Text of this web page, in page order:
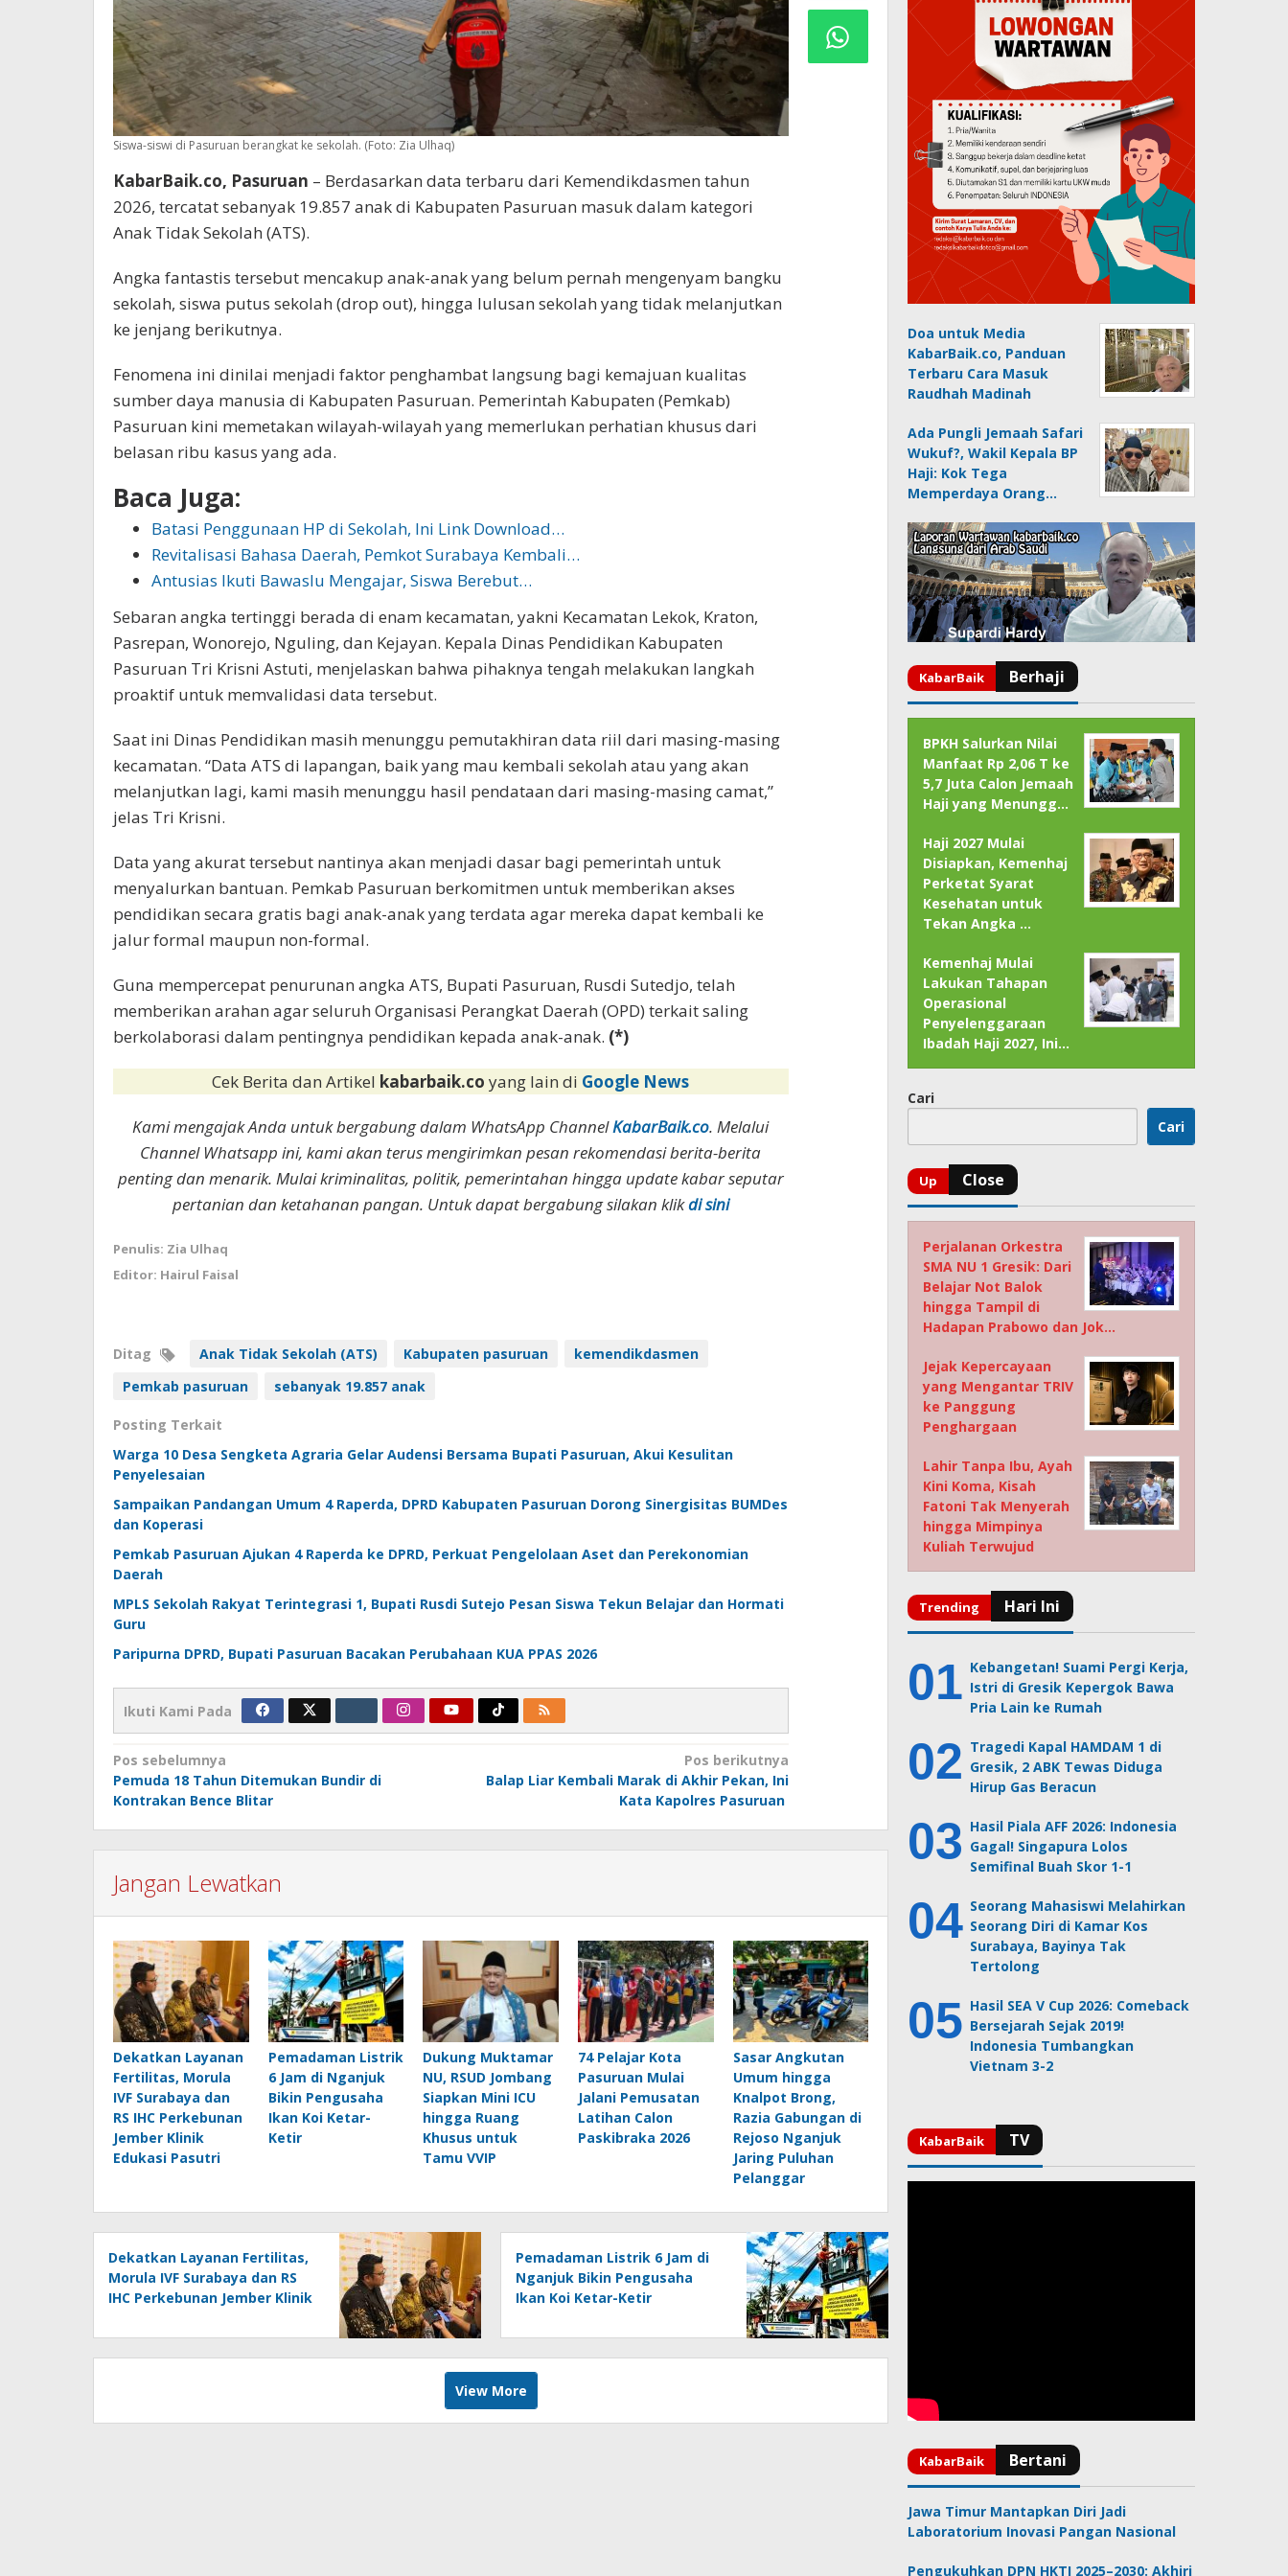
Siswa-siswi di Pasuruan berangkat ke sekolah. (Foto: Zia Ulhaq)
KabarBaik.co, Pasuruan – Berdasarkan data terbaru dari Kemendikdasmen tahun
2026, tercatat sebanyak 19.857 anak di Kabupaten Pasuruan masuk dalam kategori
Anak Tidak Sekolah (ATS).
Angka fantastis tersebut mencakup anak-anak yang belum pernah mengenyam bangku
sekolah, siswa putus sekolah (drop out), hingga lulusan sekolah yang tidak melanjutkan
ke jenjang berikutnya.
Fenomena ini dinilai menjadi faktor penghambat langsung bagi kemajuan kualitas
sumber daya manusia di Kabupaten Pasuruan. Pemerintah Kabupaten (Pemkab)
Pasuruan kini memetakan wilayah-wilayah yang memerlukan perhatian khusus dari
belasan ribu kasus yang ada.
Baca Juga:
Batasi Penggunaan HP di Sekolah, Ini Link Download…
Revitalisasi Bahasa Daerah, Pemkot Surabaya Kembali…
Antusias Ikuti Bawaslu Mengajar, Siswa Berebut…
Sebaran angka tertinggi berada di enam kecamatan, yakni Kecamatan Lekok, Kraton,
Pasrepan, Wonorejo, Nguling, dan Kejayan. Kepala Dinas Pendidikan Kabupaten
Pasuruan Tri Krisni Astuti, menjelaskan bahwa pihaknya tengah melakukan langkah
proaktif untuk memvalidasi data tersebut.
Saat ini Dinas Pendidikan masih menunggu pemutakhiran data riil dari masing-masing
kecamatan. “Data ATS di lapangan, baik yang mau kembali sekolah atau yang akan
melanjutkan lagi, kami masih menunggu hasil pendataan dari masing-masing camat,”
jelas Tri Krisni.
Data yang akurat tersebut nantinya akan menjadi dasar bagi pemerintah untuk
menyalurkan bantuan. Pemkab Pasuruan berkomitmen untuk memberikan akses
pendidikan secara gratis bagi anak-anak yang terdata agar mereka dapat kembali ke
jalur formal maupun non-formal.
Guna mempercepat penurunan angka ATS, Bupati Pasuruan, Rusdi Sutedjo, telah
memberikan arahan agar seluruh Organisasi Perangkat Daerah (OPD) terkait saling
berkolaborasi dalam pentingnya pendidikan kepada anak-anak. (*)
Cek Berita dan Artikel kabarbaik.coyang lain di Google News
Kami mengajak Anda untuk bergabung dalam WhatsApp ChannelKabarBaik.co. Melalui
Channel Whatsapp ini, kami akan terus mengirimkan pesan rekomendasi berita-berita
penting dan menarik. Mulai kriminalitas, politik, pemerintahan hingga update kabar seputar
pertanian dan ketahanan pangan. Untuk dapat bergabung silakan klikdi sini
Penulis: Zia Ulhaq
Editor: Hairul Faisal
Ditag Anak Tidak Sekolah (ATS) Kabupaten pasuruan
kemendikdasmen
Pemkab pasuruan
sebanyak 19.857 anak
Posting Terkait
Warga 10 Desa Sengketa Agraria Gelar Audensi Bersama Bupati Pasuruan, Akui Kesulitan
Penyelesaian
Sampaikan Pandangan Umum 4 Raperda, DPRD Kabupaten Pasuruan Dorong Sinergisitas BUMDes
dan Koperasi
Pemkab Pasuruan Ajukan 4 Raperda ke DPRD, Perkuat Pengelolaan Aset dan Perekonomian
Daerah
MPLS Sekolah Rakyat Terintegrasi 1, Bupati Rusdi Sutejo Pesan Siswa Tekun Belajar dan Hormati
Guru
Paripurna DPRD, Bupati Pasuruan Bacakan Perubahaan KUA PPAS 2026
Ikuti Kami Pada
Navigasi
pos
Pos sebelumnya
Pemuda 18 Tahun Ditemukan Bundir di
Kontrakan Bence Blitar
Pos berikutnya
Balap Liar Kembali Marak di Akhir Pekan, Ini
Kata Kapolres Pasuruan
Jangan Lewatkan
Dekatkan Layanan
Fertilitas, Morula
IVF Surabaya dan
RS IHC Perkebunan
Jember Klinik
Edukasi Pasutri
Pemadaman Listrik
6 Jam di Nganjuk
Bikin Pengusaha
Ikan Koi Ketar-
Ketir
Dukung Muktamar
NU, RSUD Jombang
Siapkan Mini ICU
hingga Ruang
Khusus untuk
Tamu VVIP
74 Pelajar Kota
Pasuruan Mulai
Jalani Pemusatan
Latihan Calon
Paskibraka 2026
Sasar Angkutan
Umum hingga
Knalpot Brong,
Razia Gabungan di
Rejoso Nganjuk
Jaring Puluhan
Pelanggar
Dekatkan Layanan Fertilitas,
Morula IVF Surabaya dan RS
IHC Perkebunan Jember Klinik
Pemadaman Listrik 6 Jam di
Nganjuk Bikin Pengusaha
Ikan Koi Ketar-Ketir
View More
Doa untuk Media
KabarBaik.co, Panduan
Terbaru Cara Masuk
Raudhah Madinah
Ada Pungli Jemaah Safari
Wukuf?, Wakil Kepala BP
Haji: Kok Tega
Memperdaya Orang…
BPKH Salurkan Nilai
Manfaat Rp 2,06 T ke
5,7 Juta Calon Jemaah
Haji yang Menungg…
Haji 2027 Mulai
Disiapkan, Kemenhaj
Perketat Syarat
Kesehatan untuk
Tekan Angka …
Kemenhaj Mulai
Lakukan Tahapan
Operasional
Penyelenggaraan
Ibadah Haji 2027, Ini…
Cari
Cari
Perjalanan Orkestra
SMA NU 1 Gresik: Dari
Belajar Not Balok
hingga Tampil di
Hadapan Prabowo dan Jok…
Jejak Kepercayaan
yang Mengantar TRIV
ke Panggung
Penghargaan
Lahir Tanpa Ibu, Ayah
Kini Koma, Kisah
Fatoni Tak Menyerah
hingga Mimpinya
Kuliah Terwujud
Kebangetan! Suami Pergi Kerja,
Istri di Gresik Kepergok Bawa
Pria Lain ke Rumah
Tragedi Kapal HAMDAM 1 di
Gresik, 2 ABK Tewas Diduga
Hirup Gas Beracun
Hasil Piala AFF 2026: Indonesia
Gagal! Singapura Lolos
Semifinal Buah Skor 1-1
Seorang Mahasiswi Melahirkan
Seorang Diri di Kamar Kos
Surabaya, Bayinya Tak
Tertolong
Hasil SEA V Cup 2026: Comeback
Bersejarah Sejak 2019!
Indonesia Tumbangkan
Vietnam 3-2
Jawa Timur Mantapkan Diri Jadi
Laboratorium Inovasi Pangan Nasional
Pengukuhkan DPN HKTI 2025–2030: Akhiri